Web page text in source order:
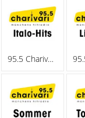
95.5 Charivari - Italo-Hits